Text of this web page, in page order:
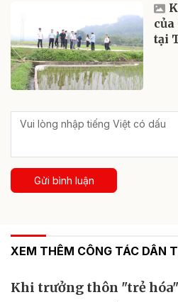
tại
Gửi bình luận
XEM THÊM CÔNG TÁC DÂN
Khi trưởng thôn "trẻ hóa"